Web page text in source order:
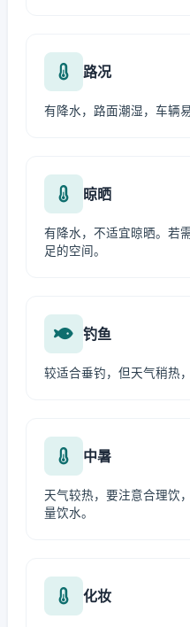
路况
有降水，路面潮湿，车辆
晾晒
有降水，不适宜晾晒。若
足的空间。
钓鱼
较适合垂钓，但天气稍热
中暑
天气较热，要注意合理饮
量饮水。
化妆